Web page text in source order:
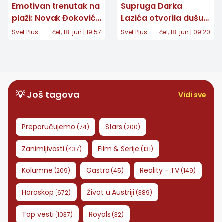
Emotivan trenutak na
plaži: Novak Đoković
iznenadio Jelenu
Svet Plus čet, 18. jun | 19:57
Supruga Darka
Lazića otvorila dušu:
"Nikada se nećemo
Svet Plus čet, 18. jun | 09:20
💡 Još tagova Vidi sve
Preporučujemo (74) Stars (200)
Zanimljivosti (437) Film & Serije (131)
Kolumne (209) Gastro (45) Reality - TV(149)
Horoskop (672) Život u Austriji (389)
Top vesti (1037) Royals (32)